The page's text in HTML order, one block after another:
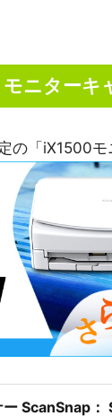
ニターキ
の「iX1500モ
ー ScanSnap